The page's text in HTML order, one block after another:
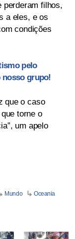
perderam filhos,
a eles, e os
condições
pelo
nosso grupo!
que o caso
torne o
um apelo
Mundo Oceania